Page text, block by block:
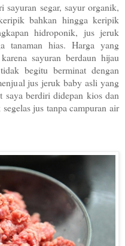
segar, sayur organik,
bahkan hingga keripik
hidroponik, jus jeruk
tanaman hias. Harga yang
sayuran berdaun hijau
begitu berminat dengan
jus jeruk baby asli yang
saya berdiri didepan kios dan
jus tanpa campuran air